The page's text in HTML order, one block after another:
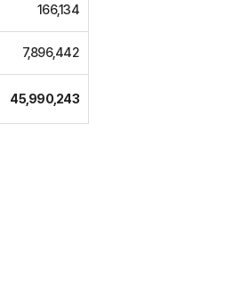
166,134
7,896,442
45,990,243